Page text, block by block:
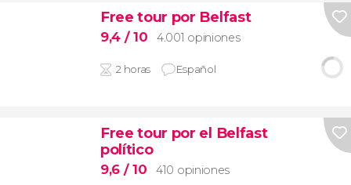
Free tour por Belfast
9,4 / 10 4.001 opiniones
2 horas Español
Free tour por el Belfast
político
9,6 / 10 410 opiniones